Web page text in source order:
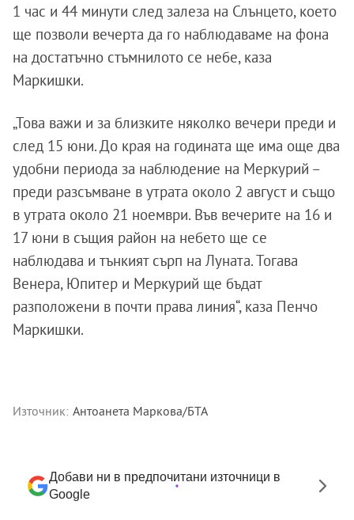
1 час и 44 минути след залеза на Слънцето, което
ще позволи вечерта да го наблюдаваме на фона
на достатъчно стъмнилото се небе, каза
Маркишки.
„Това важи и за близките няколко вечери преди и
след 15 юни. До края на годината ще има още два
удобни периода за наблюдение на Меркурий –
преди разсъмване в утрата около 2 август и също
в утрата около 21 ноември. Във вечерите на 16 и
17 юни в същия район на небето ще се
наблюдава и тънкият сърп на Луната. Тогава
Венера, Юпитер и Меркурий ще бъдат
разположени в почти права линия“, каза Пенчо
Маркишки.
Източник: Антоанета Маркова/БТА
Добави ни в предпочитани източници в
Google